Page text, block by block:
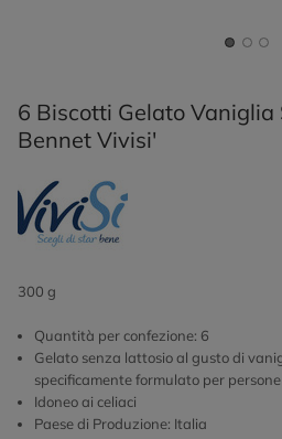
6 Biscotti Gelato Vaniglia
Bennet Vivisi'
300 g
Quantità per confezione: 6
Gelato senza lattosio al gusto di
specificamente formulato per
Idoneo ai celiaci
Paese di Produzione: Italia